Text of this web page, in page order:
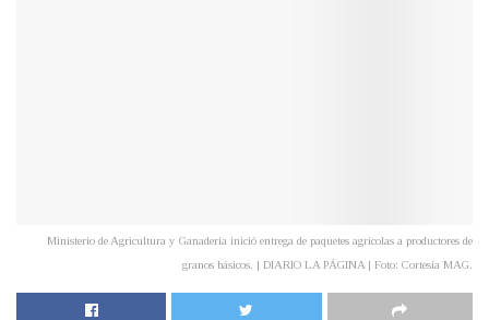
Ministerio de Agricultura y Ganadería inició entrega de paquetes agrícolas a productores de
granos básicos. | DIARIO LA PÁGINA | Foto: Cortesía MAG.